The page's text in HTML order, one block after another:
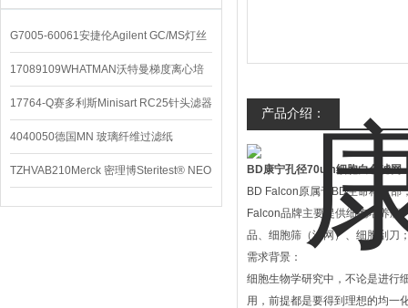
G7005-60061安捷伦Agilent GC/MS灯丝
配件
17089109WHATMAN沃特曼梯度离心培
养基
17764-Q赛多利斯Minisart RC25针头滤器
4040050德国MN 玻璃纤维过滤纸
TZHVAB210Merck 密理博Steritest® NEO
设备
产品介绍：
BD康宁孔径70um细胞白色滤网
BD Falcon原属于BD生命科技
Falcon品牌主要提供细胞培养瓶
品、细胞筛（滤网）、细胞刮刀
需求背景：
细胞生物学研究中，不论是进行
用，前提都是要得到理想的均一